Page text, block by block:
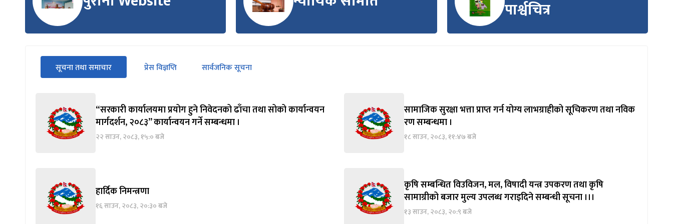
पार्श्वचित्र
सीधा
पहिलो
जानुहोस्
सूचना तथा समाचार
(सक्रिय ट्याब)
प्रेस विज्ञप्ति सार्वजनिक सूचना
“सरकारी कार्यालयमा प्रयोग हुने निवेदनको ढाँचा तथा सोको कार्यान्वयन
मार्गदर्शन, २०८३” कार्यान्वयन गर्ने सम्बन्धमा ।
२२ साउन, २०८३, १५:० बजे
सामाजिक सुरक्षा भत्ता प्राप्त गर्न योग्य लाभग्राहीको सूचिकरण तथा नविक
रण सम्बन्धमा ।
१८ साउन, २०८३, ११:४७ बजे
हार्दिक निमन्त्रणा
१६ साउन, २०८३, २०:३० बजे
कृषि सम्बन्धित विउविजन, मल, विषादी यन्त्र उपकरण तथा कृषि
सामाग्रीको बजार मुल्य उपलब्ध गराइदिने सम्बन्धी सूचना ।।।
१३ साउन, २०८३, २०:९ बजे